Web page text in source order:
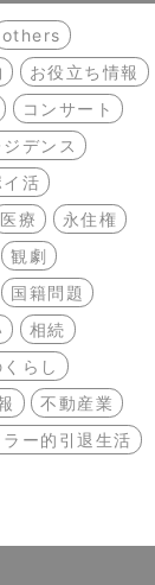
others
お役立ち情報
コンサート
デンス
イ活
医療
永住権
観劇
国籍問題
相続
らし
不動産業
ー的引退生活